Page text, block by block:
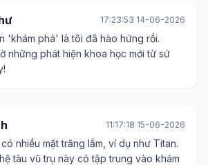
17:23:53 14-06-2026
'khám phá' là tôi đã hào hứng rồi.
những phát hiện khoa học mới từ sứ
11:17:18 15-06-2026
nhiều mặt trăng lắm, ví dụ như Titan.
tàu vũ trụ này có tập trung vào khám